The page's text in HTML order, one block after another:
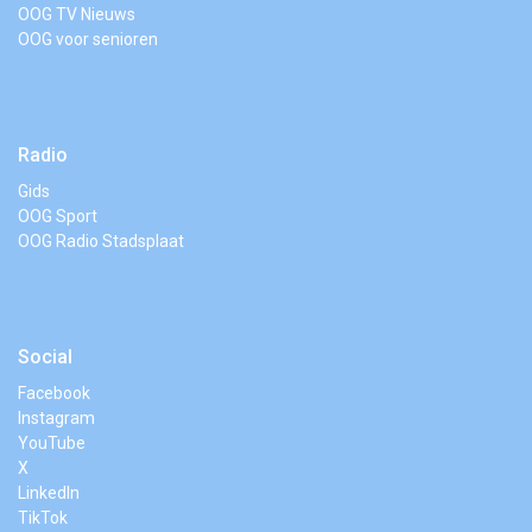
OOG TV Nieuws
OOG voor senioren
Radio
Gids
OOG Sport
OOG Radio Stadsplaat
Social
Facebook
Instagram
YouTube
X
LinkedIn
TikTok